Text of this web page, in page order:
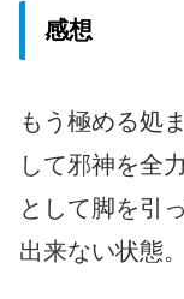
感想
もう極める処
して邪神を全
として脚を引
出来ない状態。